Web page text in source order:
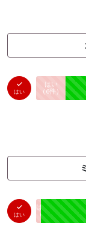
はい
はい
（ 6件） 未投票
はい
はい
（1件）
未投票